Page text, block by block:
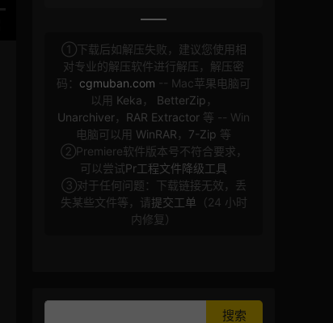
①下载后如解压失败，建议您使用相
对专业的解压软件进行解压，解压密
码： cgmuban.com -- Mac苹果电脑可
以用 Keka ， BetterZip ，
Unarchiver， RAR Extractor 等 -- Win
电脑可以用 WinRAR ， 7-Zip 等
②Premiere软件版本号不符合要求，
可以尝试Pr工程文件降级工具
③对于任何问题：下载链接无效，丢
失某些文件等，请提交工单 （24 小时
内修复）